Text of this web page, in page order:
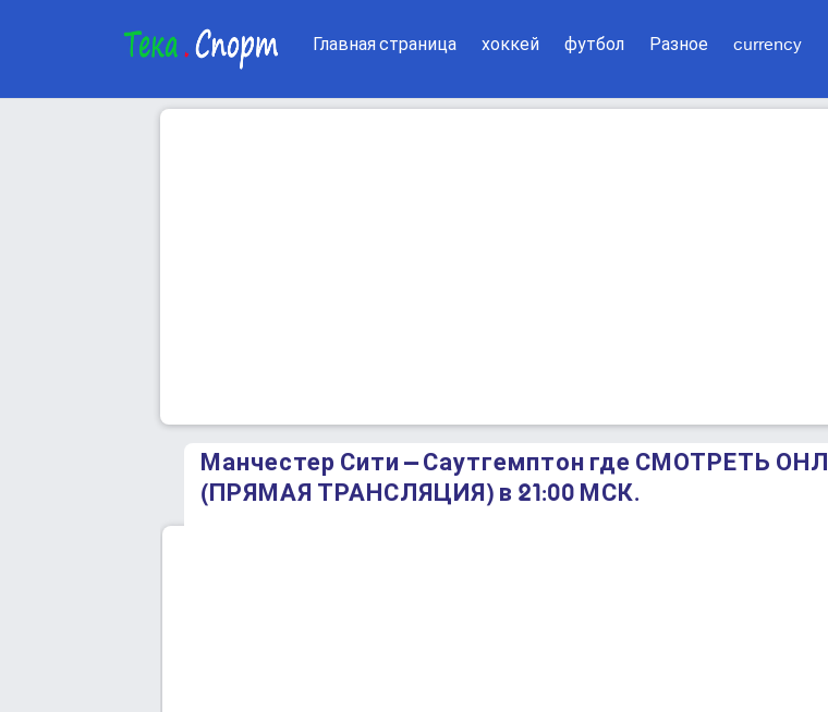
Главная страница хоккей футбол Разное currency
Манчестер Сити – Саутгемптон где СМОТРЕТЬ
(ПРЯМАЯ ТРАНСЛЯЦИЯ) в 21:00 МСК.